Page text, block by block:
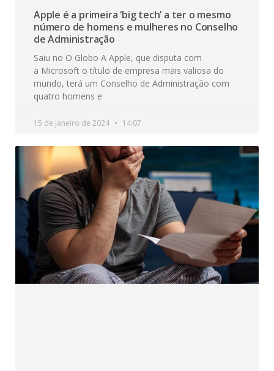
Apple é a primeira ‘big tech’ a ter o mesmo
número de homens e mulheres no Conselho
de Administração
Saiu no O Globo A Apple, que disputa com
a Microsoft o título de empresa mais valiosa do
mundo, terá um Conselho de Administração com
quatro homens e
15 de janeiro de 2024 14:07